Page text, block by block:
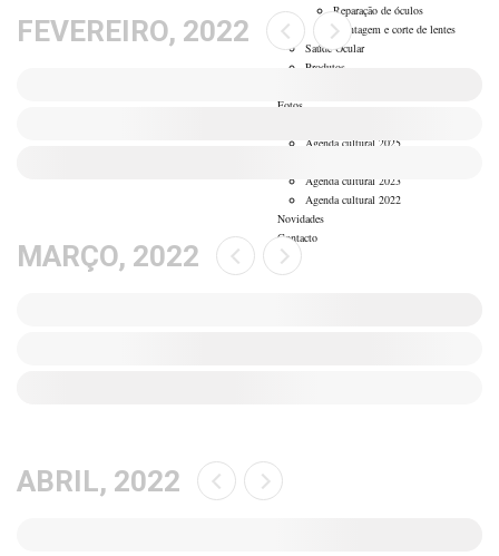
Reparação de óculos
Montagem e corte de lentes
Saúde Ocular
Produtos
Fotos
Agenda cultural 2025
Agenda cultural 2023
Agenda cultural 2022
Novidades
Contacto
FEVEREIRO, 2022
MARÇO, 2022
ABRIL, 2022